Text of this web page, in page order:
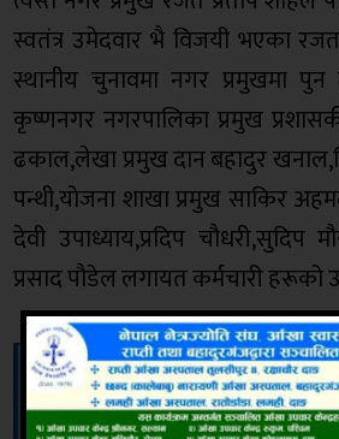
स्वतंत्र उमेदवार भै विजयी भएका
स्थानीय चुनावमा नगर प्रमुखमा
कृष्णनगर नगरपालिका प्रमुख
ढकाल,लेखा प्रमुख दान बहादुर
पन्थी,योजना शाखा प्रमुख साकिर
देवी उपाध्याय,प्रदिप चौधरी,सुदिप
प्रसाद पौडेल लगायत कर्मचारी हरूको